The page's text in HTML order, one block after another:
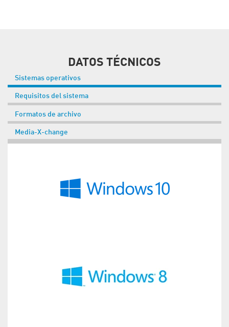
DATOS TÉCNICOS
Sistemas operativos
Requisitos del sistema
Formatos de archivo
Media-X-change